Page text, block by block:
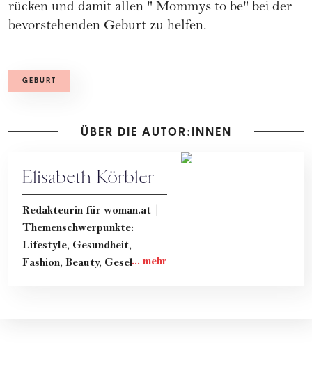
rücken und damit allen " Mommys to be" bei der
bevorstehenden Geburt zu helfen.
GEBURT
ÜBER DIE AUTOR:INNEN
Elisabeth Körbler
Redakteurin für woman.at |
Themenschwerpunkte:
Lifestyle, Gesundheit,
Fashion, Beauty, Gesellschaft